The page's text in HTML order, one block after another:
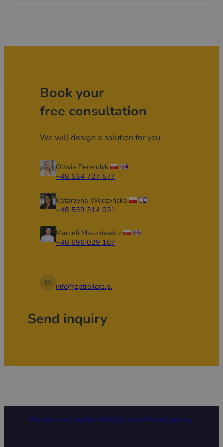
Book your
free consultation
We will design a solution for you
Oliwia Perendyk
+48 534 727 577
Katarzyna Wodzyńska
+48 539 314 031
Marceli Maszkiewicz
+48 696 029 167
info@zptrailers.pl
Send inquiry
Become our partnerFAQServicePrivacy policy